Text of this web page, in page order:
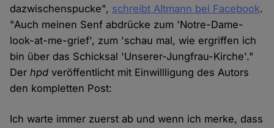
dazwischenspucke", schreibt Altmann bei Facebook.
"Auch meinen Senf abdrücke zum 'Notre-Dame-
look-at-me-grief', zum 'schau mal, wie ergriffen ich
bin über das Schicksal 'Unserer-Jungfrau-Kirche'."
Derhpd veröffentlicht mit Einwillligung des Autors
den kompletten Post:
Ich warte immer zuerst ab und wenn ich merke, dass